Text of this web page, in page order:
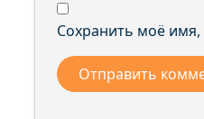
Сохранить моё имя,